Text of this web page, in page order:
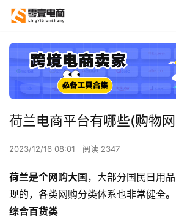
荷兰电商平台有哪些(购物
2023/12/16 08:01 阅读 2347
荷兰是个网购大国，大部分国民日用
现的，各类网购分类体系也非常健全。
综合百货类